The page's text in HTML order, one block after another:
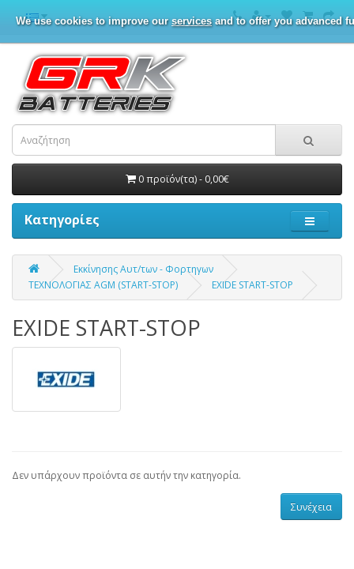
We use cookies to improve our servicesand to offer you advanced
0 προϊόν(τα) - 0,00€
Κατηγορίες
Εκκίνησης Αυτ/των - Φορτηγων
ΤΕΧΝΟΛΟΓΙΑΣ AGM (START-STOP)
EXIDE START-STOP
EXIDE START-STOP
Δεν υπάρχουν προϊόντα σε αυτήν την κατηγορία.
Συνέχεια